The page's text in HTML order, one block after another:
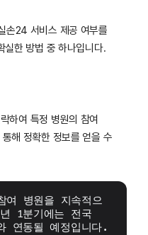
손24 서비스 제공 여부를
실한 방법 중 하나입니다.
여 특정 병원의 참여
해 정확한 정보를 얻을 수
여 병원을 지속적으
1분기에는 전국
연동될 예정입니다.